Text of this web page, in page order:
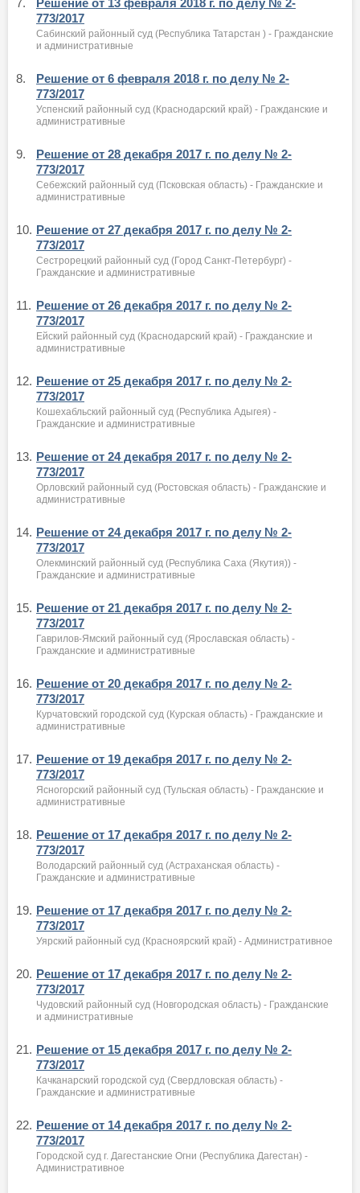
7.
Решение от 13 февраля 2018 г. по делу № 2-
773/2017
Сабинский районный суд (Республика Татарстан ) - Гражданские
и административные
8.
Решение от 6 февраля 2018 г. по делу № 2-
773/2017
Успенский районный суд (Краснодарский край) - Гражданские и
административные
9.
Решение от 28 декабря 2017 г. по делу № 2-
773/2017
Себежский районный суд (Псковская область) - Гражданские и
административные
10. Решение от 27 декабря 2017 г. по делу № 2-
773/2017
Сестрорецкий районный суд (Город Санкт-Петербург) -
Гражданские и административные
11. Решение от 26 декабря 2017 г. по делу № 2-
773/2017
Ейский районный суд (Краснодарский край) - Гражданские и
административные
12. Решение от 25 декабря 2017 г. по делу № 2-
773/2017
Кошехабльский районный суд (Республика Адыгея) -
Гражданские и административные
13. Решение от 24 декабря 2017 г. по делу № 2-
773/2017
Орловский районный суд (Ростовская область) - Гражданские и
административные
14. Решение от 24 декабря 2017 г. по делу № 2-
773/2017
Олекминский районный суд (Республика Саха (Якутия)) -
Гражданские и административные
15. Решение от 21 декабря 2017 г. по делу № 2-
773/2017
Гаврилов-Ямский районный суд (Ярославская область) -
Гражданские и административные
16. Решение от 20 декабря 2017 г. по делу № 2-
773/2017
Курчатовский городской суд (Курская область) - Гражданские и
административные
17. Решение от 19 декабря 2017 г. по делу № 2-
773/2017
Ясногорский районный суд (Тульская область) - Гражданские и
административные
18. Решение от 17 декабря 2017 г. по делу № 2-
773/2017
Володарский районный суд (Астраханская область) -
Гражданские и административные
19. Решение от 17 декабря 2017 г. по делу № 2-
773/2017
Уярский районный суд (Красноярский край) - Административное
20. Решение от 17 декабря 2017 г. по делу № 2-
773/2017
Чудовский районный суд (Новгородская область) - Гражданские
и административные
21. Решение от 15 декабря 2017 г. по делу № 2-
773/2017
Качканарский городской суд (Свердловская область) -
Гражданские и административные
22. Решение от 14 декабря 2017 г. по делу № 2-
773/2017
Городской суд г. Дагестанские Огни (Республика Дагестан) -
Административное